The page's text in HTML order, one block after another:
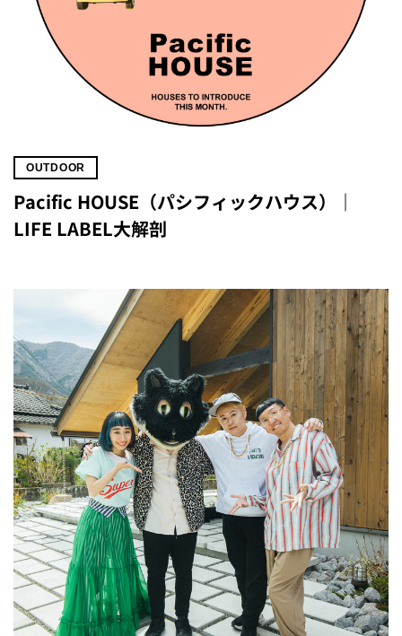
OUTDOOR
Pacific HOUSE（パシフィックハウス）｜
LIFE LABEL大解剖